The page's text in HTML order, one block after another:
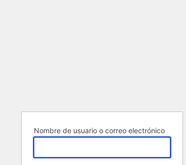
Nombre de usuario o correo electrónico